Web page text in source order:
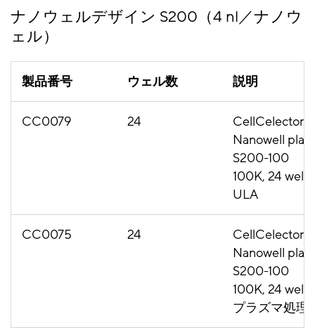
ナノウェルデザイン S200（4 nl／ナノウ
ェル）
製品番号 ウェル数 説明
CC0079 24
CellCelector
Nanowell plate
S200-100
100K, 24 well,
ULA
CC0075 24
CellCelector
Nanowell plate
S200-100
100K, 24 well,
プラズマ処理